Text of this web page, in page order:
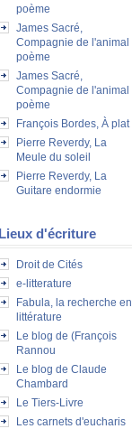
poème
James Sacré,
Compagnie de l'animal
poème
James Sacré,
Compagnie de l'animal
poème
François Bordes, À plat
Pierre Reverdy, La
Meule du soleil
Pierre Reverdy, La
Guitare endormie
Lieux d'écriture
Droit de Cités
e-litterature
Fabula, la recherche en
littérature
Le blog de (François
Rannou
Le blog de Claude
Chambard
Le Tiers-Livre
Les carnets d'eucharis